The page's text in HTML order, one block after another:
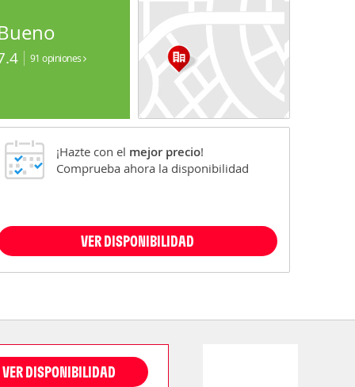
91 opiniones
¡Hazte con el mejor precio!
Comprueba ahora la disponibilidad
VER DISPONIBILIDAD
VER DISPONIBILIDAD